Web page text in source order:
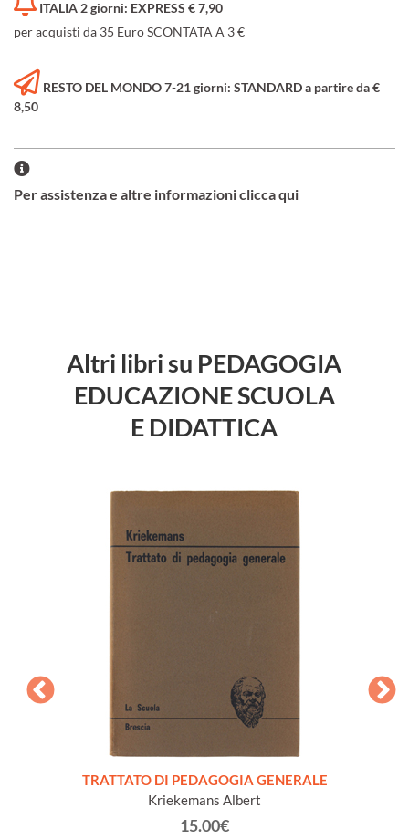
ITALIA 2 giorni: EXPRESS € 7,90
per acquisti da 35 Euro SCONTATA A 3 €
RESTO DEL MONDO 7-21 giorni: STANDARD a partire da €
8,50
Per assistenza e altre informazioni clicca qui
Altri libri su PEDAGOGIA
EDUCAZIONE SCUOLA
E DIDATTICA
TRATTATO DI PEDAGOGIA GENERALE
Kriekemans Albert
15.00€